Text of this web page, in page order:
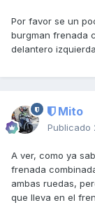
Por favor se un
burgman frenada
delantero
Mito
Publicado
A ver, como ya
frenada
ambas ruedas,
que lleva en el